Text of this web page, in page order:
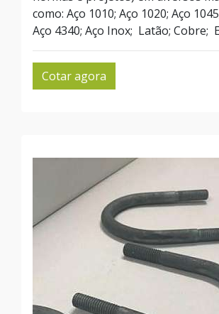
como: Aço 1010; Aço 1020; Aço
Aço 4340; Aço Inox; Latão; Cobre;
Cotar agora